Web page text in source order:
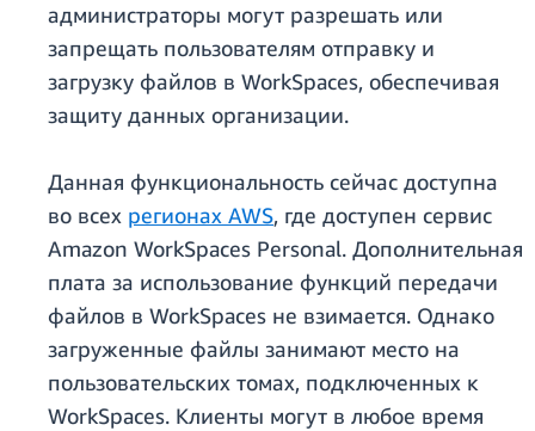
администраторы могут разрешать или
запрещать пользователям отправку и
загрузку файлов в WorkSpaces, обеспечивая
защиту данных организации.
Данная функциональность сейчас доступна
во всех регионах AWS, где доступен сервис
Amazon WorkSpaces Personal. Дополнительная
плата за использование функций передачи
файлов в WorkSpaces не взимается. Однако
загруженные файлы занимают место на
пользовательских томах, подключенных к
WorkSpaces. Клиенты могут в любое время